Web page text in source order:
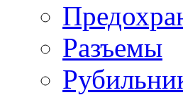
Разъемы